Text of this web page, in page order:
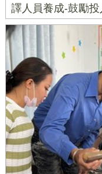
譯人員養成-鼓勵